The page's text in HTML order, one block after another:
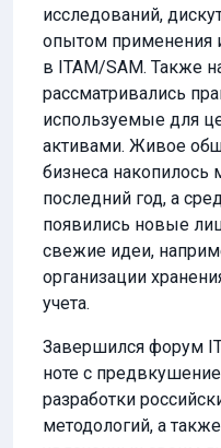
исследований,
опытом применения
в ITAM/SAM. Также
рассматривались
используемые для
активами. Живое
бизнеса накопилось
последний год, а
появились новые
свежие идеи,
организации
учета.
Завершился форум
ноте с
разработки
методологий, а